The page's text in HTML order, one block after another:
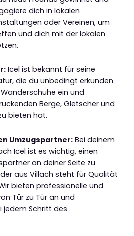
dich in lokalen
oder Vereinen, um
und dich mit der lokalen
Icel ist bekannt für seine
die du unbedingt erkunden
ein und
Berge, Gletscher und
bieten hat.
Umzugspartner: Bei deinem
Icel ist es wichtig, einen
an deiner Seite zu
aus Villach steht für Qualität
bieten professionelle und
Tür zu Tür an und
jedem Schritt des